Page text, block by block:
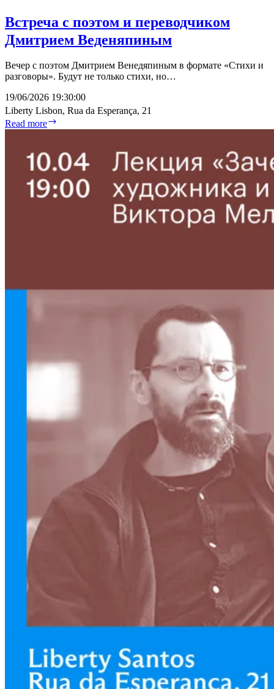
Встреча с поэтом и переводчиком
Дмитрием Веденяпиным
Вечер с поэтом Дмитрием Венедяпиным в формате «Стихи и
разговоры». Будут не только стихи, но…
19/06/2026 19:30:00
Liberty Lisbon, Rua da Esperança, 21
Read more
с
и
переводчиком
Дмитрием
Веденяпиным